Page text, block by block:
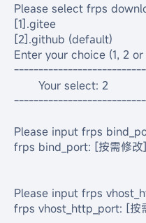
Please select frps
[1].gitee
[2].github (default)
Enter your choice (1, 2
Please input frps
frps bind_port: [按需修改]
Please input frps
frps vhost_http_port: [按